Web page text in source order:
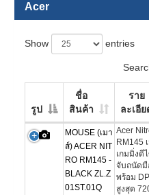
Acer
Show entries
รูป
ชื่อ
สินค้า
ราย
ละเอีย
MOUSE (เมา
ส์) ACER NIT
RO RM145 -
BLACK ZL.Z
01ST.01Q
Acer
RM145
เกมมิ่งดี
จับถนัดมื
พร้อม DPI
สูงสุด